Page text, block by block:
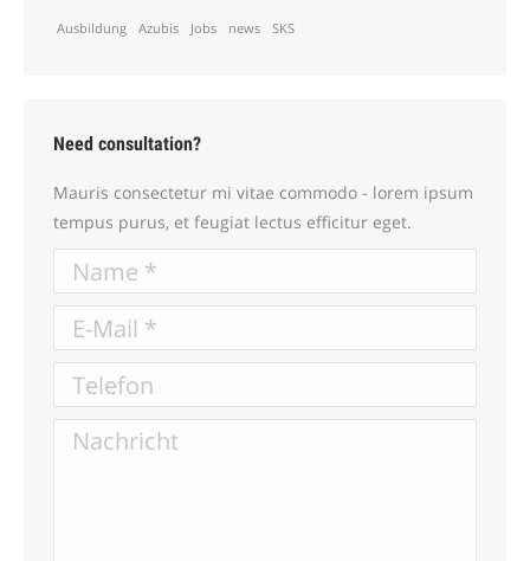
Ausbildung Azubis Jobs news SKS
Need consultation?
Mauris consectetur mi vitae commodo - lorem ipsum
tempus purus, et feugiat lectus efficitur eget.
Name *
E-Mail *
Telefon
Nachricht